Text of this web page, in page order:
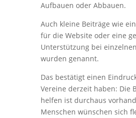
Aufbauen oder Abbauen.
Auch kleine Beiträge wie
für die Website oder eine
Unterstützung bei
wurden genannt.
Das bestätigt einen
Vereine derzeit haben: Die
helfen ist durchaus
Menschen wünschen sich